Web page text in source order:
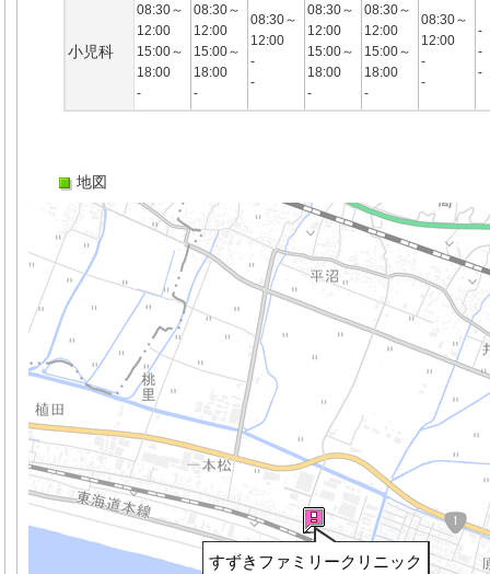
小児科
08:30～
12:00
15:00～
18:00
-
08:30～
12:00
15:00～
18:00
-
08:30～
12:00
-
-
08:30～
12:00
15:00～
18:00
-
08:30～
12:00
15:00～
18:00
-
08:30～
12:00
-
-
-
-
-
地図
すずきファミリークリニック